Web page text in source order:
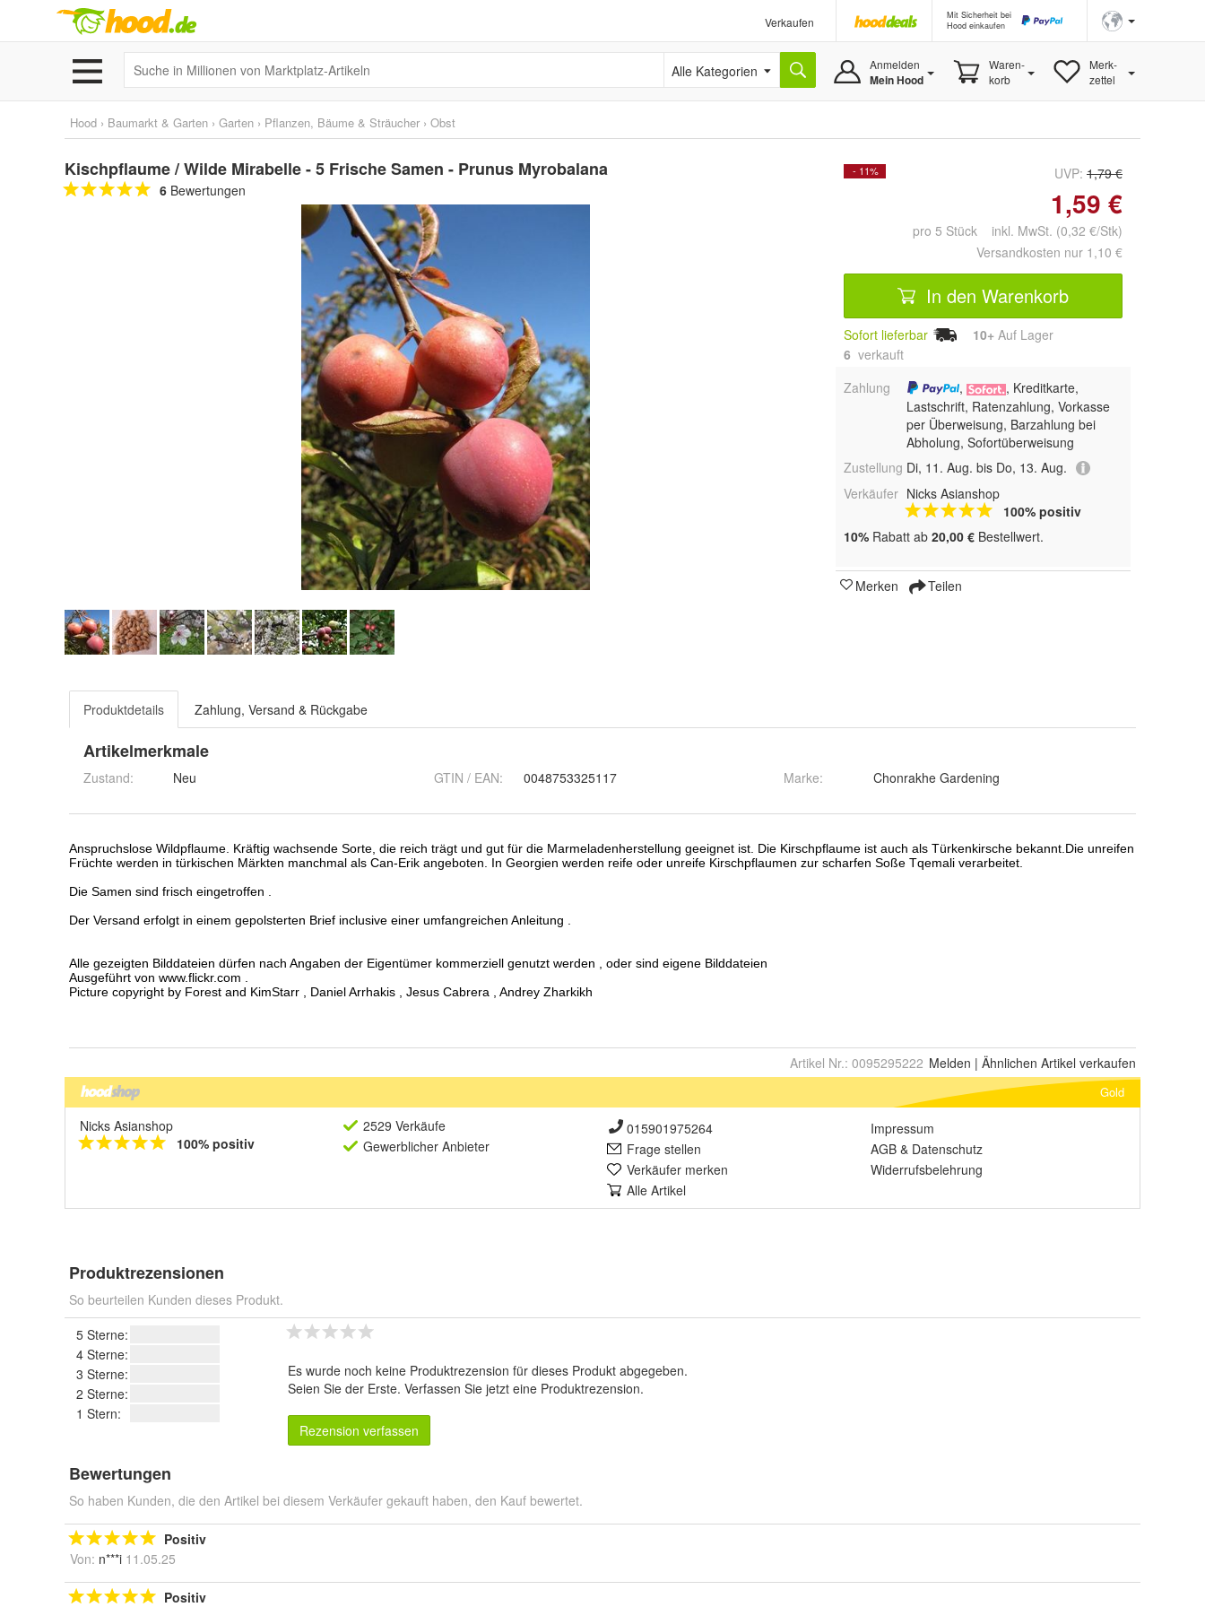
Verkaufen
Mit Sicherheit bei
Hood einkaufen
Alle Kategorien Anmelden
Mein Hood
Waren-
korb
Merk-
zettel
Hood › Baumarkt & Garten › Garten › Pflanzen, Bäume & Sträucher › Obst
Kischpflaume / Wilde Mirabelle - 5 Frische Samen - Prunus Myrobalana
6 Bewertungen
- 11% UVP: 1,79 €
1,59 €
pro 5 Stück inkl. MwSt. (0,32 €/Stk)
Versandkosten nur 1,10 €
In den Warenkorb
Sofort lieferbar 10+ Auf Lager
6 verkauft
Zahlung
,
, Kreditkarte,
Lastschrift, Ratenzahlung, Vorkasse
per Überweisung, Barzahlung bei
Abholung, Sofortüberweisung
Zustellung Di, 11. Aug. bis Do, 13. Aug.
Verkäufer Nicks Asianshop
100% positiv
10% Rabatt ab 20,00 € Bestellwert.
Merken Teilen
Produktdetails Zahlung, Versand & Rückgabe
Artikelmerkmale
Zustand: Neu GTIN / EAN: 0048753325117 Marke: Chonrakhe Gardening
Artikel Nr.: 0095295222 Melden | Ähnlichen Artikel verkaufen
Gold
Nicks Asianshop
100% positiv
2529 Verkäufe
Gewerblicher Anbieter
015901975264
Frage stellen
Verkäufer merken
Alle Artikel
Impressum
AGB & Datenschutz
Widerrufsbelehrung
Produktrezensionen
So beurteilen Kunden dieses Produkt.
5 Sterne:
4 Sterne:
3 Sterne:
2 Sterne:
1 Stern:
Es wurde noch keine Produktrezension für dieses Produkt abgegeben.
Seien Sie der Erste. Verfassen Sie jetzt eine Produktrezension.
Rezension verfassen
Bewertungen
So haben Kunden, die den Artikel bei diesem Verkäufer gekauft haben, den Kauf bewertet.
Positiv
Von: n***i 11.05.25
Positiv